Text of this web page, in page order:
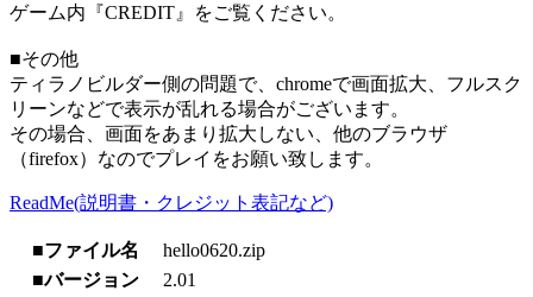
ゲーム内『CREDIT』をご覧ください。
■その他
ティラノビルダー側の問題で、chromeで画面拡大、フルスク
リーンなどで表示が乱れる場合がございます。
その場合、画面をあまり拡大しない、他のブラウザ
（firefox）なのでプレイをお願い致します。
ReadMe(説明書・クレジット表記など)
■ファイル名
hello0620.zip
■バージョン
2.01